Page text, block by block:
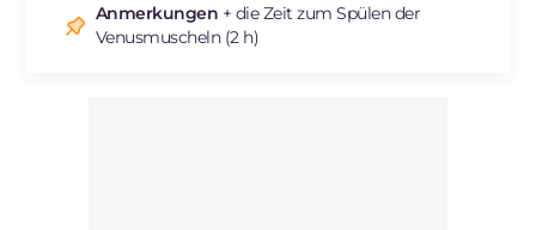
Anmerkungen + die Zeit zum Spülen der
Venusmuscheln (2 h)